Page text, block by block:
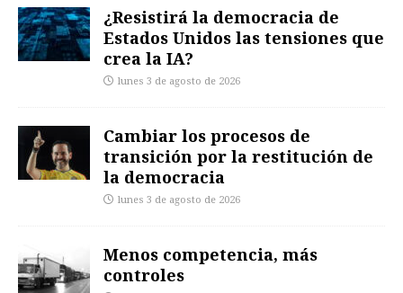
¿Resistirá la democracia de
Estados Unidos las tensiones que
crea la IA?
lunes 3 de agosto de 2026
Cambiar los procesos de
transición por la restitución de
la democracia
lunes 3 de agosto de 2026
Menos competencia, más
controles